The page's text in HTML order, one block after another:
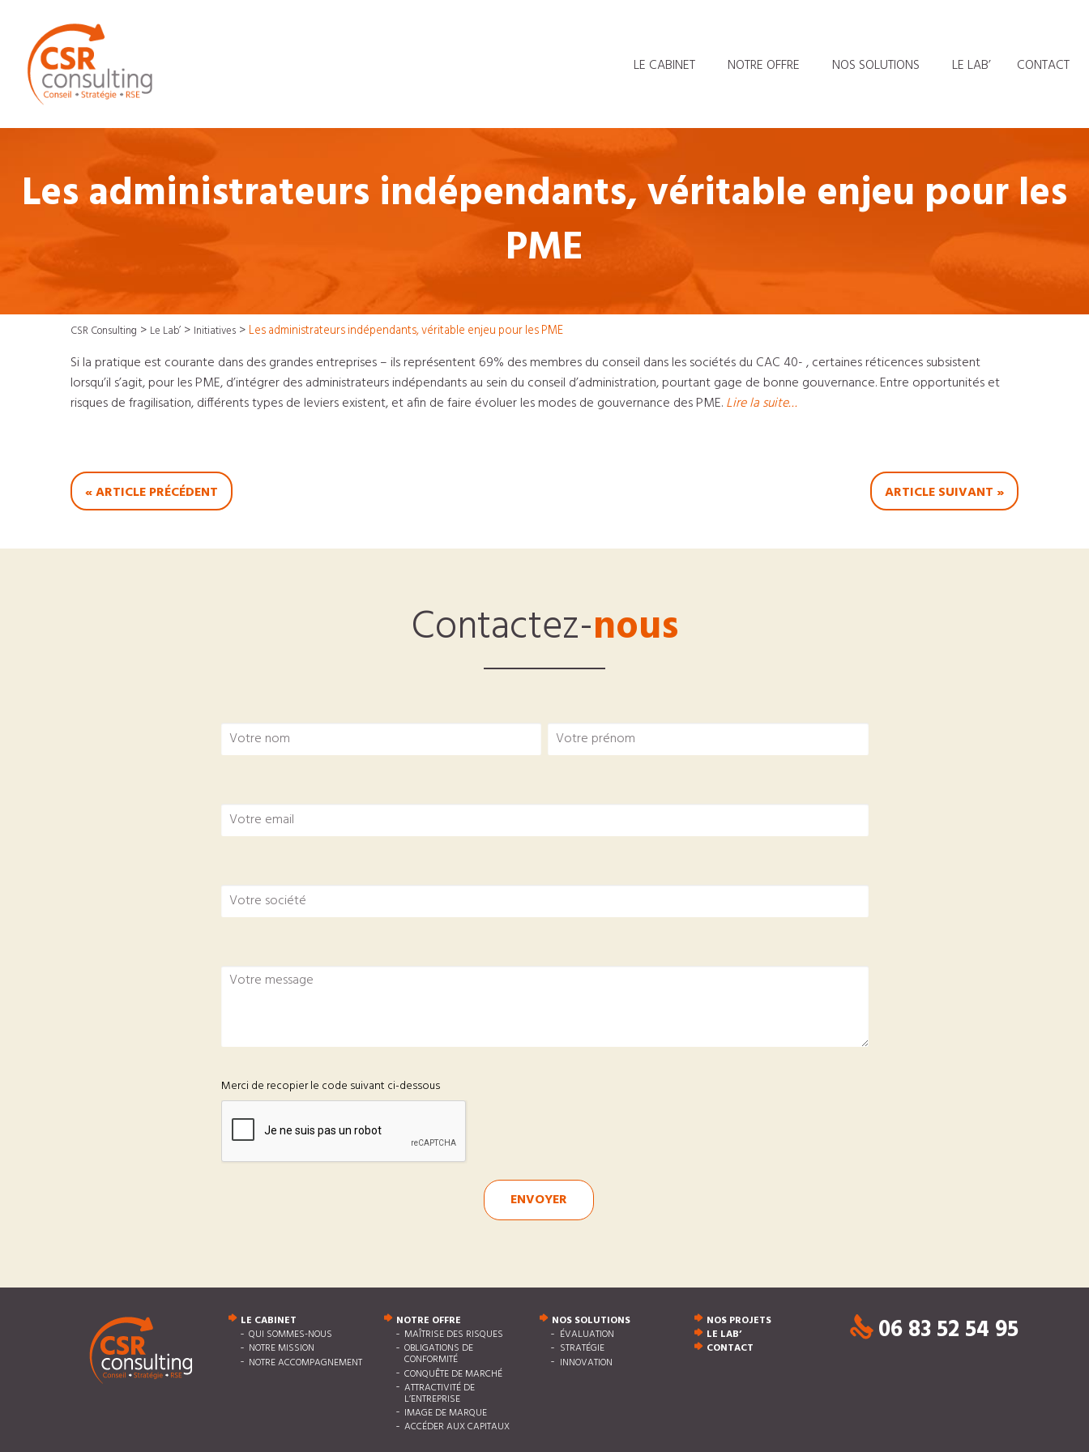
LE CABINET NOTRE OFFRE NOS SOLUTIONS LE LAB’ CONTACT
Les administrateurs indépendants, véritable enjeu pour les
PME
CSR Consulting > Le Lab’ > Initiatives > Les administrateurs indépendants, véritable enjeu pour les PME
Si la pratique est courante dans des grandes entreprises – ils représentent 69% des membres du conseil dans les sociétés du CAC 40- , certaines réticences subsistent
lorsqu’il s’agit, pour les PME, d’intégrer des administrateurs indépendants au sein du conseil d’administration, pourtant gage de bonne gouvernance. Entre opportunités et
risques de fragilisation, différents types de leviers existent, et afin de faire évoluer les modes de gouvernance des PME.Lire la suite…
« ARTICLE PRÉCÉDENT ARTICLE SUIVANT »
Contactez-nous
Merci de recopier le code suivant ci-dessous
ENVOYER
LE CABINET
QUI SOMMES-NOUS
NOTRE MISSION
NOTRE ACCOMPAGNEMENT
NOTRE OFFRE
MAÎTRISE DES RISQUES
OBLIGATIONS DE
CONFORMITÉ
CONQUÊTE DE MARCHÉ
ATTRACTIVITÉ DE
L’ENTREPRISE
IMAGE DE MARQUE
ACCÉDER AUX CAPITAUX
NOS SOLUTIONS
ÉVALUATION
STRATÉGIE
INNOVATION
NOS PROJETS
LE LAB’
CONTACT
06 83 52 54 95